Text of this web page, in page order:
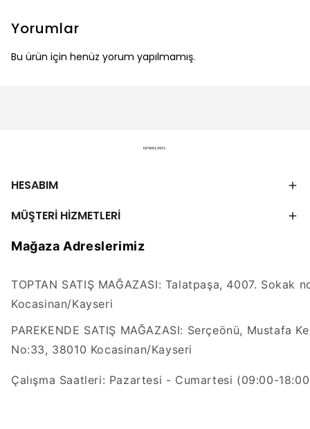
Yorumlar
Bu ürün için henüz yorum yapılmamış.
HESABIM
MÜŞTERİ HİZMETLERİ
Mağaza Adreslerimiz
TOPTAN SATIŞ MAĞAZASI: Talatpaşa, 4007. Sokak
Kocasinan/Kayseri
PAREKENDE SATIŞ MAĞAZASI: Serçeönü, Mustafa
No:33, 38010 Kocasinan/Kayseri
Çalışma Saatleri: Pazartesi - Cumartesi (09:00-